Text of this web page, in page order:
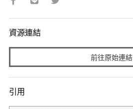
資源連結
前往原始連結
引用